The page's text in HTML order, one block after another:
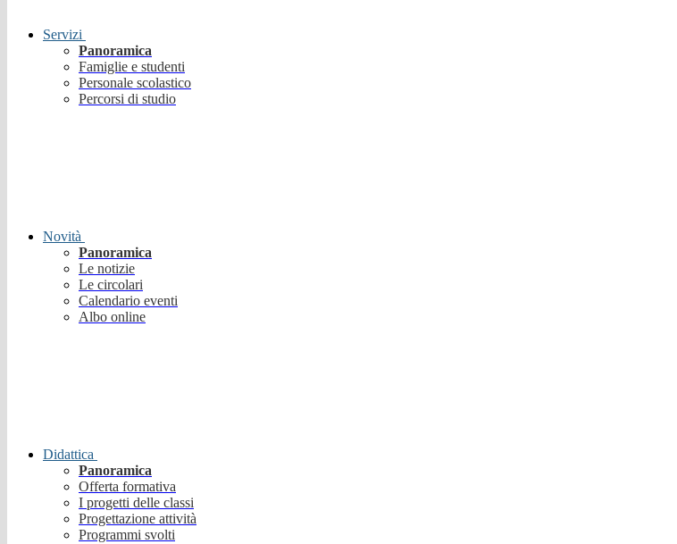
Servizi
Panoramica
Famiglie e studenti
Personale scolastico
Percorsi di studio
Novità
Panoramica
Le notizie
Le circolari
Calendario eventi
Albo online
Didattica
Panoramica
Offerta formativa
I progetti delle classi
Progettazione attività
Programmi svolti